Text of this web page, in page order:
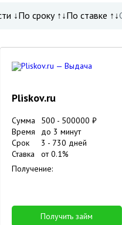
↓По сроку ↑↓По ставке ↑↓
Pliskov.ru
Сумма 500 - 500000 ₽
Время
до 3 минут
Срок
3 - 730 дней
Ставка
от0.1%
Получение:
Получить займ